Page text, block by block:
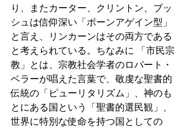
り、またカーター、クリントン、ブッ
シュは信仰深い「ボーンアゲイン型」
と言え、リンカーンはその両方である
と考えられている。ちなみに 「市民宗
教」とは、宗教社会学者のロバート・
ベラーが唱えた言葉で、敬虔な聖書的
伝統の「ピューリタリズム」、神のも
とにある国という「聖書的選民観」、
世界に特別な使命を持つ国としての